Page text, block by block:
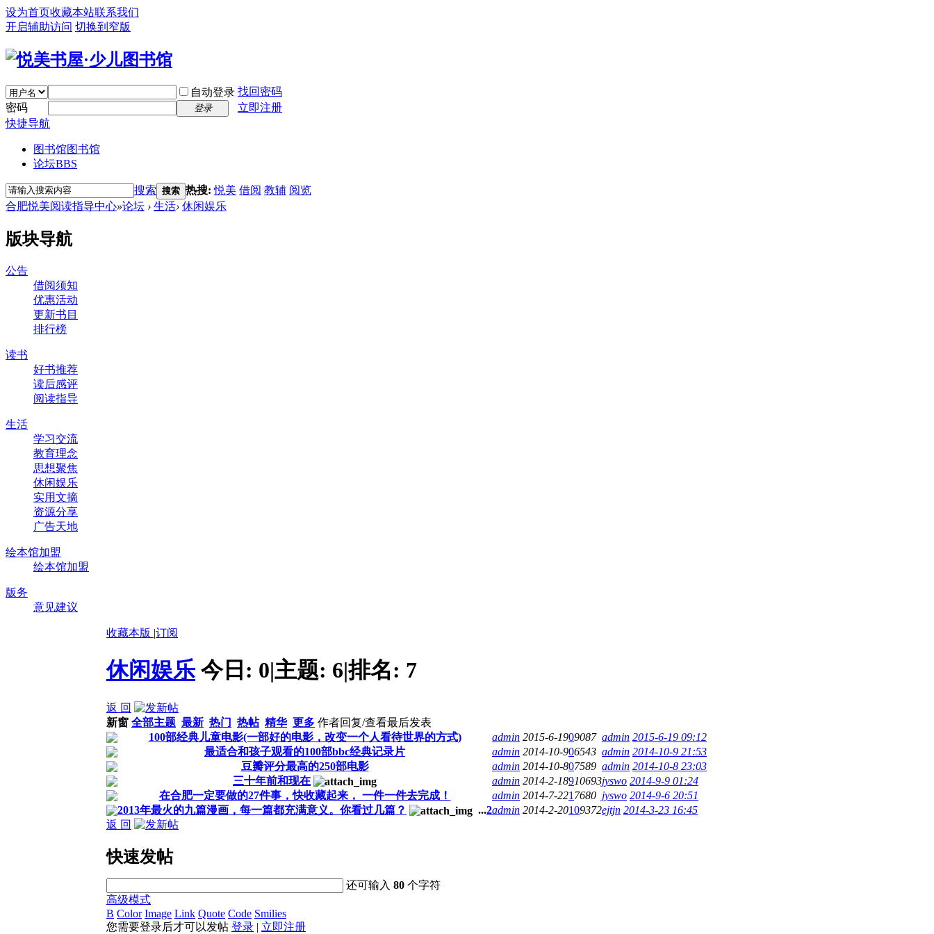
设为首页收藏本站联系我们
开启辅助访问 切换到窄版
自动登录 找回密码
密码
登录
立即注册
快捷导航
图书馆图书馆
论坛BBS
搜索 搜索 热搜:悦美 借阅 教辅 阅览
合肥悦美阅读指导中心»论坛 › 生活› 休闲娱乐
版块导航
公告
借阅须知
优惠活动
更新书目
排行榜
读书
好书推荐
读后感评
阅读指导
生活
学习交流
教育理念
思想聚焦
休闲娱乐
实用文摘
资源分享
广告天地
绘本馆加盟
绘本馆加盟
版务
意见建议
收藏本版 |订阅
休闲娱乐 今日: 0|主题: 6|排名: 7
返 回
新窗 全部主题 最新 热门 热帖 精华 更多 作者回复/查看最后发表
100部经典儿童电影(一部好的电影，改变一个人看待世界的方式)
admin 2015-6-1909087 admin 2015-6-19 09:12
最适合和孩子观看的100部bbc经典记录片
admin 2014-10-906543 admin 2014-10-9 21:53
豆瓣评分最高的250部电影
admin 2014-10-807589 admin 2014-10-8 23:03
三十年前和现在
admin 2014-2-18910693jyswo 2014-9-9 01:24
在合肥一定要做的27件事，快收藏起来， 一件一件去完成！
admin 2014-7-221 7680 jyswo 2014-9-6 20:51
2013年最火的九篇漫画，每一篇都充满意义。你看过几篇？
...2admin 2014-2-20109372ejtjn 2014-3-23 16:45
返 回
快速发帖
还可输入80 个字符
高级模式
B Color Image Link Quote Code Smilies
您需要登录后才可以发帖 登录 | 立即注册